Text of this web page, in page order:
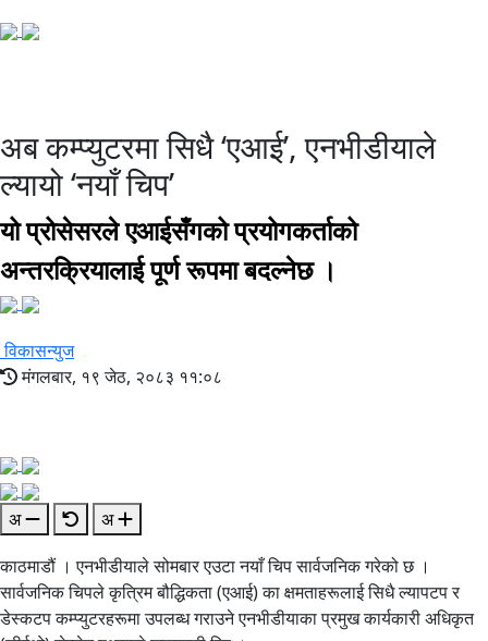
अब कम्प्युटरमा सिधै ‘एआई’, एनभीडीयाले
ल्यायो ‘नयाँ चिप’
यो प्रोसेसरले एआईसँगको प्रयोगकर्ताको
अन्तरक्रियालाई पूर्ण रूपमा बदल्नेछ ।
विकासन्युज
मंगलबार, १९ जेठ, २०८३ ११:०८
अ
अ
काठमाडौं । एनभीडीयाले सोमबार एउटा नयाँ चिप सार्वजनिक गरेको छ ।
सार्वजनिक चिपले कृत्रिम बौद्धिकता (एआई) का क्षमताहरूलाई सिधै ल्यापटप र
डेस्कटप कम्प्युटरहरूमा उपलब्ध गराउने एनभीडीयाका प्रमुख कार्यकारी अधिकृत